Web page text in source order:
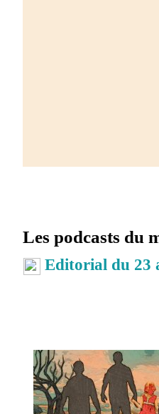
Les podcasts du
Editorial du 23